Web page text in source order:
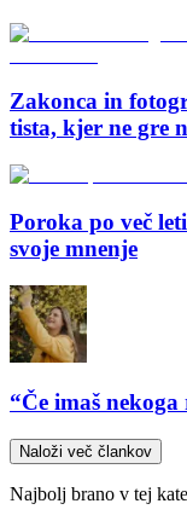
Zakonca in
tista, kjer ne gre
Poroka po več
svoje mnenje
“Če imaš
Naloži več člankov
Najbolj brano v tej